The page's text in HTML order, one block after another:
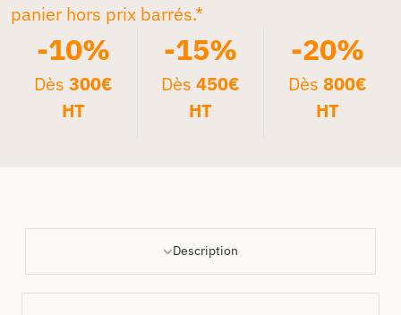
panier hors prix barrés.*
-10%
Dès300€
HT
-15%
Dès 450€
HT
-20%
Dès 800€
HT
Description